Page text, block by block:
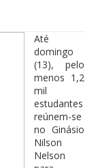
Até
domingo
(13), pelo
menos 1,2
mil
estudantes
reúnem-se
no Ginásio
Nilson
Nelson